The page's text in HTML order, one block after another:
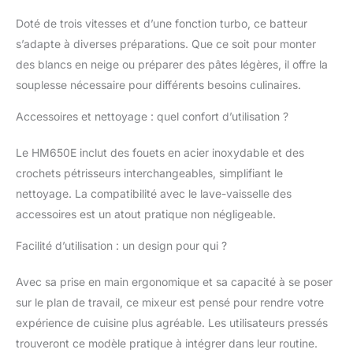
Doté de trois vitesses et d’une fonction turbo, ce batteur
s’adapte à diverses préparations. Que ce soit pour monter
des blancs en neige ou préparer des pâtes légères, il offre la
souplesse nécessaire pour différents besoins culinaires.
Accessoires et nettoyage : quel confort d’utilisation ?
Le HM650E inclut des fouets en acier inoxydable et des
crochets pétrisseurs interchangeables, simplifiant le
nettoyage. La compatibilité avec le lave-vaisselle des
accessoires est un atout pratique non négligeable.
Facilité d’utilisation : un design pour qui ?
Avec sa prise en main ergonomique et sa capacité à se poser
sur le plan de travail, ce mixeur est pensé pour rendre votre
expérience de cuisine plus agréable. Les utilisateurs pressés
trouveront ce modèle pratique à intégrer dans leur routine.